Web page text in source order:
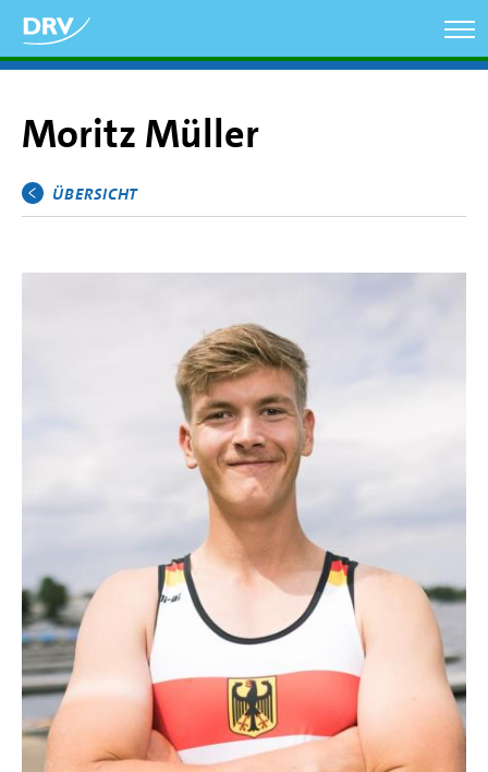
zum
Inhalt
Moritz Müller
Hauptmenü
ÜBERSICHT